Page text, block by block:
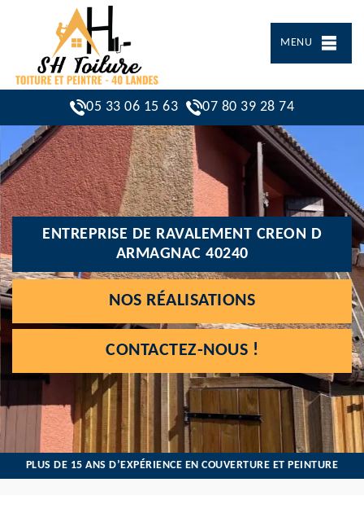
MENU
05 33 06 15 63 07 80 39 28 74
ENTREPRISE DE RAVALEMENT CREON D
ARMAGNAC 40240
NOS RÉALISATIONS
CONTACTEZ-NOUS !
PLUS DE 15 ANS D’EXPÉRIENCE EN COUVERTURE ET PEINTURE